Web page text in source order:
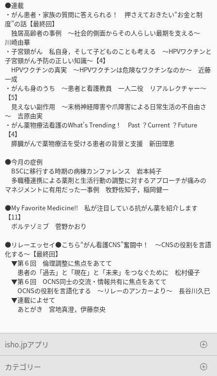
●連載
・がん患者・家族の質問に答えられる！ 押さえておきたい“お金と制
度”の話【最終回】
独居高齢者の事例 ～社会的側面からその人らしい最期を支える～
川崎由華
・子宮頸がん 私自身，そして子どものことも考える ～HPVワクチンと
子宮頸がん予防の正しい知識～【4】
HPVワクチンの真実 ～HPVワクチンは危険なワクチンなのか～ 近藤
一成
・がんも身のうち ～患者と看護教員 一人二役 リアルレクチャー～
【5】
見えない副作用 ～末梢神経障害や爪障害による日常生活の不自由さ
～ 吉原由実
・がん薬物療法看護のWhat’s Trending！ Past ？Current ？Future
【4】
膵臓がんで薬物療法を受ける患者の背景と支援 新田理恵
●今月の症例
BSCに移行する時期の病棟カンファレンス 岩本純子
多職種連携による薬剤と生活行動の調整に対するアプローチが痛みの
マネジメントに有用だった一事例 牧野佐知子，稲岡健一
●My Favorite Medicine!! 私が注目している抗がん薬を紹介します
【11】
ボルテゾミブ 菅野かおり
●リレーエッセイ●こちら“がん看護CNS”奮闘中！ ～CNSの役割を言語
化する～【最終回】
▼第６回 倫理調整に焦点をあてて
患者の「過去」と「現在」と「未来」をつなぐために 松村優子
▼第６回 OCNS同士の交流・情報共有に焦点をあてて
OCNSの役割を言語化する ～リレーのアンカーより～ 長谷川久巳
▼連載によせて
あとがき 宮地真澄，伊藤奈央
isho.jpアプリ
カテゴリー